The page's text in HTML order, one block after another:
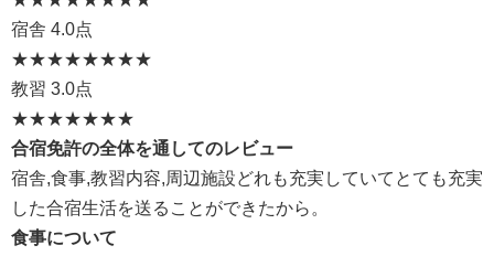
宿舎 4.0点
★★★★★★★★
教習 3.0点
★★★★★★★
合宿免許の全体を通してのレビュー
宿舎,食事,教習内容,周辺施設どれも充実していてとても充実
した合宿生活を送ることができたから。
食事について